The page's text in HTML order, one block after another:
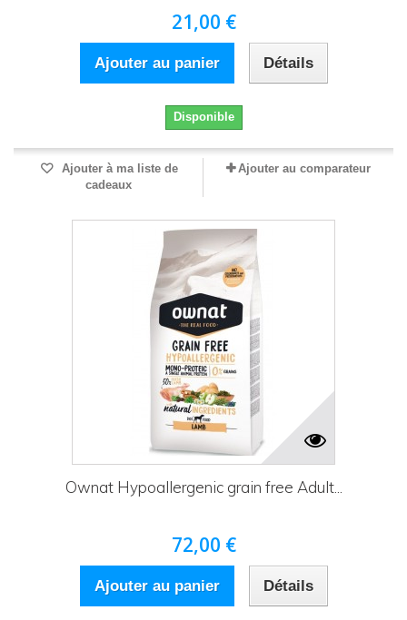
21,00 €
Ajouter au panier Détails
Disponible
Ajouter à ma liste de
cadeaux
Ajouter au comparateur
Ownat Hypoallergenic grain free Adult...
72,00 €
Ajouter au panier Détails